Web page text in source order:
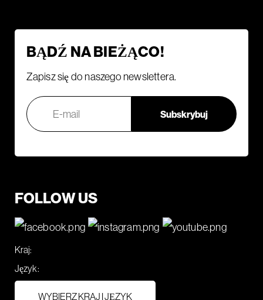
BĄDŹ NA BIEŻĄCO!
Zapisz się do naszego newslettera.
FOLLOW US
Kraj:
Język:
WYBIERZ KRAJ I JĘZYK